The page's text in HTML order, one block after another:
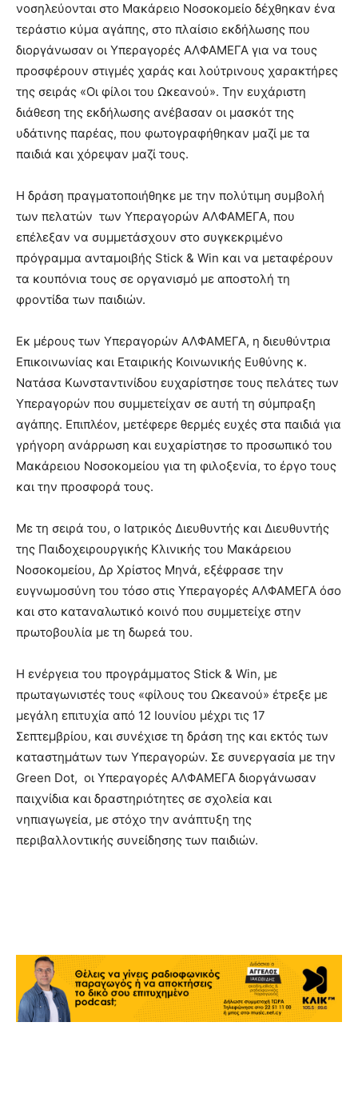
νοσηλεύονται στο Μακάρειο Νοσοκομείο δέχθηκαν ένα
τεράστιο κύμα αγάπης, στο πλαίσιο εκδήλωσης που
διοργάνωσαν οι Υπεραγορές ΑΛΦΑΜΕΓΑ για να τους
προσφέρουν στιγμές χαράς και λούτρινους χαρακτήρες
της σειράς «Οι φίλοι του Ωκεανού». Την ευχάριστη
διάθεση της εκδήλωσης ανέβασαν οι μασκότ της
υδάτινης παρέας, που φωτογραφήθηκαν μαζί με τα
παιδιά και χόρεψαν μαζί τους.
Η δράση πραγματοποιήθηκε με την πολύτιμη συμβολή
των πελατών των Υπεραγορών ΑΛΦΑΜΕΓΑ, που
επέλεξαν να συμμετάσχουν στο συγκεκριμένο
πρόγραμμα ανταμοιβής Stick & Win και να μεταφέρουν
τα κουπόνια τους σε οργανισμό με αποστολή τη
φροντίδα των παιδιών.
Εκ μέρους των Υπεραγορών ΑΛΦΑΜΕΓΑ, η διευθύντρια
Επικοινωνίας και Εταιρικής Κοινωνικής Ευθύνης κ.
Νατάσα Κωνσταντινίδου ευχαρίστησε τους πελάτες των
Υπεραγορών που συμμετείχαν σε αυτή τη σύμπραξη
αγάπης. Επιπλέον, μετέφερε θερμές ευχές στα παιδιά για
γρήγορη ανάρρωση και ευχαρίστησε το προσωπικό του
Μακάρειου Νοσοκομείου για τη φιλοξενία, το έργο τους
και την προσφορά τους.
Με τη σειρά του, ο Ιατρικός Διευθυντής και Διευθυντής
της Παιδοχειρουργικής Κλινικής του Μακάρειου
Νοσοκομείου, Δρ Χρίστος Μηνά, εξέφρασε την
ευγνωμοσύνη του τόσο στις Υπεραγορές ΑΛΦΑΜΕΓΑ όσο
και στο καταναλωτικό κοινό που συμμετείχε στην
πρωτοβουλία με τη δωρεά του.
Η ενέργεια του προγράμματος Stick & Win, με
πρωταγωνιστές τους «φίλους του Ωκεανού» έτρεξε με
μεγάλη επιτυχία από 12 Ιουνίου μέχρι τις 17
Σεπτεμβρίου, και συνέχισε τη δράση της και εκτός των
καταστημάτων των Υπεραγορών. Σε συνεργασία με την
Green Dot, οι Υπεραγορές ΑΛΦΑΜΕΓΑ διοργάνωσαν
παιχνίδια και δραστηριότητες σε σχολεία και
νηπιαγωγεία, με στόχο την ανάπτυξη της
περιβαλλοντικής συνείδησης των παιδιών.